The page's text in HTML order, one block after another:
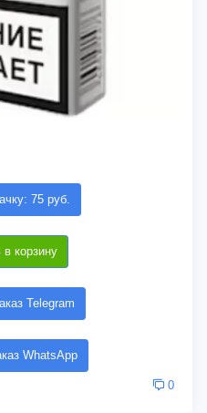
75 руб.
корзину
Telegram
WhatsApp
0